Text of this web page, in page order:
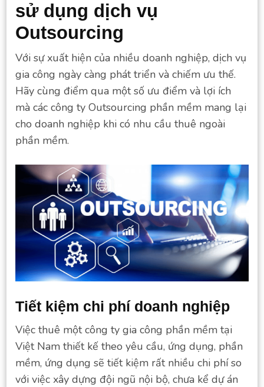
sử dụng dịch vụ
Outsourcing
Với sự xuất hiện của nhiều doanh nghiệp, dịch vụ
gia công ngày càng phát triển và chiếm ưu thế.
Hãy cùng điểm qua một số ưu điểm và lợi ích
mà các công ty Outsourcing phần mềm mang lại
cho doanh nghiệp khi có nhu cầu thuê ngoài
phần mềm.
Tiết kiệm chi phí doanh nghiệp
Việc thuê một công ty gia công phần mềm tại
Việt Nam thiết kế theo yêu cầu, ứng dụng, phần
mềm, ứng dụng sẽ tiết kiệm rất nhiều chi phí so
với việc xây dựng đội ngũ nội bộ, chưa kể dự án